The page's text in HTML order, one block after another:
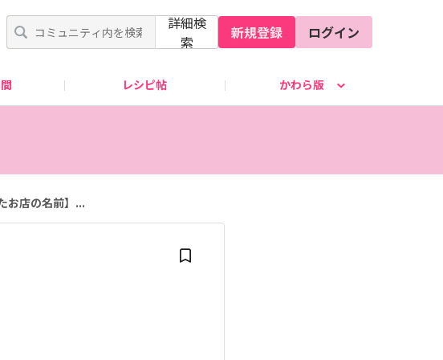
詳細検
索
新規登録 ログイン
レシピ帖 かわら版
お店の名前】...